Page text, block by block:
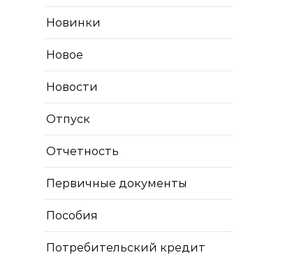
Новинки
Новое
Новости
Отпуск
Отчетность
Первичные документы
Пособия
Потребительский кредит